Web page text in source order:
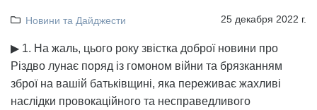
Новини та Дайджести 25 декабря 2022 г.
▶ 1. На жаль, цього року звістка доброї новини про
Різдво лунає поряд із гомоном війни та брязканням
зброї на вашій батьківщині, яка переживає жахливі
наслідки провокаційного та несправедливого